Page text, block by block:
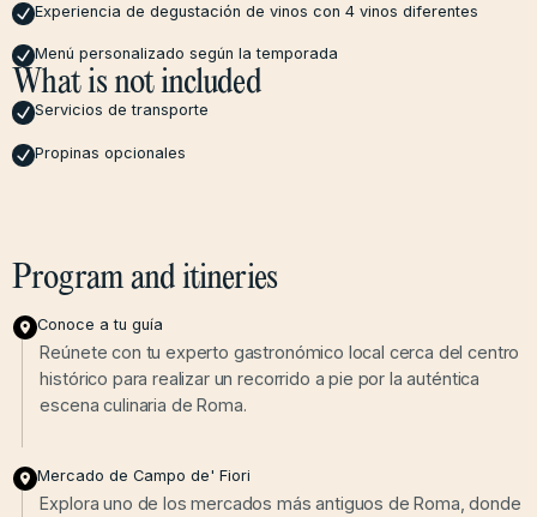
Experiencia de degustación de vinos con 4 vinos diferentes
Menú personalizado según la temporada
What is not included
Servicios de transporte
Propinas opcionales
Program and itineries
Conoce a tu guía
Reúnete con tu experto gastronómico local cerca del centro
histórico para realizar un recorrido a pie por la auténtica
escena culinaria de Roma.
Mercado de Campo de' Fiori
Explora uno de los mercados más antiguos de Roma, donde